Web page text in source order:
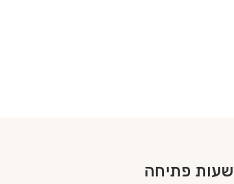
שעות פתיחה